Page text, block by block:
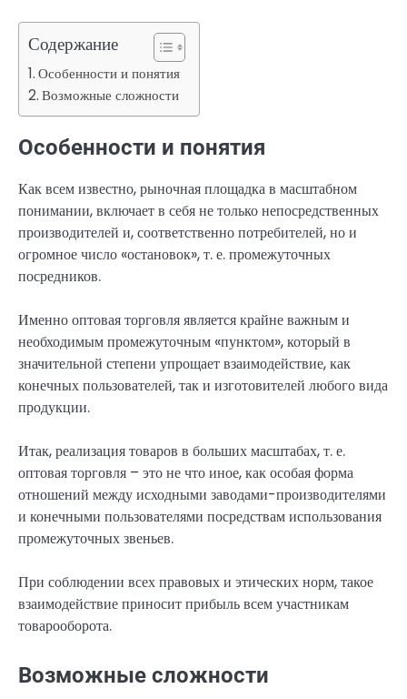
Содержание
Особенности и понятия
Возможные сложности
Особенности и понятия
Как всем известно, рыночная площадка в масштабном
понимании, включает в себя не только непосредственных
производителей и, соответственно потребителей, но и
огромное число «остановок», т. е. промежуточных
посредников.
Именно оптовая торговля является крайне важным и
необходимым промежуточным «пунктом», который в
значительной степени упрощает взаимодействие, как
конечных пользователей, так и изготовителей любого вида
продукции.
Итак, реализация товаров в больших масштабах, т. е.
оптовая торговля – это не что иное, как особая форма
отношений между исходными заводами-производителями
и конечными пользователями посредствам использования
промежуточных звеньев.
При соблюдении всех правовых и этических норм, такое
взаимодействие приносит прибыль всем участникам
товарооборота.
Возможные сложности